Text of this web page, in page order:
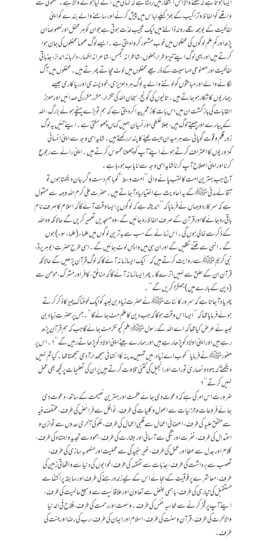
ایسا ہوتا ہے کہ سننے والا اس انتظار میں رہتا ہے کہ کہانی میں آگے کیا ہونے والا ہے۔ معمولی سے
واقعے کو الفاظ و تراکیب کے بھڑکیلے لباس میں پیش کرنے اور سامنے والے بندے کو اپنی
لفاظیت کے بوجھ تلے روند ڈالنے میں ایک عجیب لذت ہوتی ہے جو ان کو ہر محفل اور خصوصاً ان
پڑھ اور کم علم لوگوں کی محفلوں میں خوب مشہور کروا دیتی ہے۔ ایسے لوگ عموماً محفلوں کی جان ہوا
کرتے ہیں اور یہی لوگ اپنے تیز و طرار جملوں، شاطرانہ تجسس، شاعرانہ اظہار، دلربانہ انداز، جذباتی
لفاظیت اور مصنوعی حساسیت کے ذریعے محفلوں میں لوٹ مچاتے پھرتے ہیں۔ محفلوں میں آگ
لگانے والے اور مباحثوں کو لوٹنے والے یہ لوگ ہر دلعزیزی، خودپسندی اور ریاکاری جیسے
بیماریوں کاشکار ہوجاتے ہیں۔ تالیوں کی گونج، سبحان اللہ کی تکرار، مکرر مکرر کی صدائیں اور معزز
القابات کی بازگشت ان میں اس بات کا زعم پیدا کر دیتی ہے کہ ہم تو بڑے پہنچے ہوئے بزرگ، اللہ
کے پیارے اور چہیتے لوگ ہیں، بھلا غلطی اور نسیان ہمیں کہاں چھوسکتی ہے۔ اپنے تئیں یہ لوگ
زورِ قلم و قوتِ گویائی سے ہر میدان جیت لینے کا پندار رکھتے ہیں۔ شاید اسی وجہ سے اپنی انسانی
کمزوریوں کا اعتراف کرتے ہوئے اپنے آپ کو چھوٹا محسوس کرتے ہیں۔ اپنی رائے سے رجوع
کرنا اور اپنی اصلاح آپ کرنا شایداسی وجہ سے نایاب ہورہا ہے۔
آج جب بہترین امت کا لقب پانے والی’’امت وسط‘‘ کو باہم دست و گریبان دیکھتا ہوں تو
آقائے مدنیﷺ کے یہ احادیث بے اختیار یاد آجاتے ہیں۔ حضرت علی کرم اللہ وجہہ سے منقول
ہے کہ سرکار دوجہاں نے فرمایا کہ’’اندیشہ ہے کہ لوگوں پر ایسا وقت آئے گا کہ اسلام کا صرف نام
باقی رہ جائے گا اور قرآن کے صرف الفاظ رہ جائیں گے، وہ مسجدیں تعمیر کریں گے حالانکہ وہ اللہ
کے ذکر سے خالی ہوں گی۔ اس زمانے کے سب سے بدترین لوگوں میں علماء (علماء سوء) ہوں
گے۔ انہی سے فتنے نکلیں گے اور ان ہی میں واپس لوٹ جائیں گے۔ اسی طرح حضرت ابوہریرہؓ،
نبی کریم ﷺ سے روایت کرتے ہیں کہ ’’ایک ایسا زمانہ آئے گا کہ لوگ قرآن پڑھیں گے حالانکہ
قرآن ان کے حلق سے نہیں اترے گا۔ پھر ایسا زمانہ آئے گا کہ منافق، کافر اور مشرک، مؤمن سے
(دین کے بارے میں) جھگڑا کریں گے‘‘۔
پھر یاد آجاتا ہے کہ سرورکائناتﷺ نے حضرت زیاد بن لبید کو ایک خوفناک چیز کا ذکرکرتے
ہوئے فرمایا تھا کہ ‘‘ایسا اس وقت ہوگا کہ جب دین کا علم مٹ جائے گا‘‘۔ جس پر حضرت زیاد بن
لبید نے عرض کیا تھا کہ اے اللہ کے رسول ﷺ ! علم کیونکر مٹ جائے گا جب کہ ہم قرآن پڑھ
رہے ہیں اور اپنی اولاد کو پڑھارہے ہیں اور ہمارے بیٹے اپنی اولاد کو پڑھاتے رہیں گے‘‘؟۔ اس پر
حضورﷺ نے فرمایا ’’خوب اے زیاد، میں تمہیں مدینہ کا انتہائی سمجھدار آدمی سمجھتا تھا۔ کیا تم نہیں
دیکھتے کہ یہود و نصاریٰ تورات اور انجیل کی کتنی تلاوت کرتے ہیں پَر ان کی تعلیمات پر کچھ بھی عمل
نہیں کرتے‘‘؟
ضرورت اس امر کی ہے کہ دعوت دی جائے حکمت اور بہترین نصیحت کے ساتھ، دعوت دی
جائے فروعات وجزئیات سے اصول و کلیات کی طرف، نوافل سے فرائض کی طرف، مختلف فیہ
سے متفق علیہ کی طرف، اعضائی اعمال سے قلبی اعمال کی طرف، غلو کی آخری حدوں سے توازن و
اعتدال کی طرف، نفرت اور تنگی سے آسانی اور بشارت کی طرف، جمود سے تجدید و اجتہاد کی طرف،
کلام اور جدل سے عطا اور عمل کی طرف، غیر سنجیدگی سے عملیت اور منصوبہ سازی کی طرف،
تعصب سے برداشت کی طرف، جذبات سے تفقہہ کی طرف، خوابوں کی دنیا سے واقعاتی زمین کی
طرف، معاشرے پر فوقیت کے بجائے اس کے لیے زندہ رہنے کی طرف اور سابقہ پر اکتفا سے
مستقبل کی تیاری کی طرف، باہمی بغض سے تعاون اور علاقائیت سے وسیع عالمیت کی طرف،
اپنے آپ پر فخر کرنے سے محاسبہ نفس کی طرف۔ وسعت اور رحمت کی طرف، فلاح فی الدنیا
والاخرت کی طرف، قرآن وسنت کی طرف، اسلام اور ایمان کی طرف، رب کی رضا اورجنت کی
طرف۔